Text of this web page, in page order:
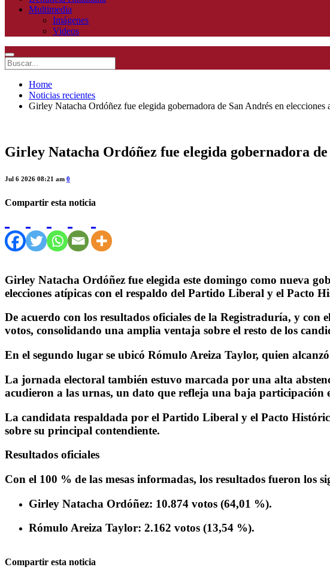
Multimedia
Imágenes
Videos
Home
Noticias recientes
Girley Natacha Ordóñez fue elegida gobernadora de San Andrés en elecciones
Girley Natacha Ordóñez fue elegida gobernadora
Jul 6 2026 08:21 am 0
Compartir esta noticia
Girley Natacha Ordóñez fue elegida este domingo como nueva
elecciones atípicas con el respaldo del Partido Liberal y el Pacto
De acuerdo con los resultados oficiales de la Registraduría, y
votos, consolidando una amplia ventaja sobre el resto de los
En el segundo lugar se ubicó Rómulo Areiza Taylor, quien
La jornada electoral también estuvo marcada por una alta
acudieron a las urnas, un dato que refleja una baja participación
La candidata respaldada por el Partido Liberal y el Pacto
sobre su principal contendiente.
Resultados oficiales
Con el 100 % de las mesas informadas, los resultados fueron los
Girley Natacha Ordóñez: 10.874 votos (64,01 %).
Rómulo Areiza Taylor: 2.162 votos (13,54 %).
Compartir esta noticia